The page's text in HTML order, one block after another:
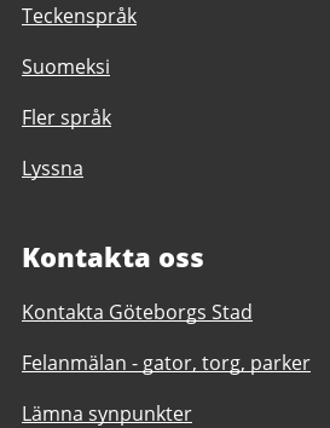
Teckenspråk
Suomeksi
Fler språk
Lyssna
Kontakta oss
Kontakta Göteborgs Stad
Felanmälan - gator, torg, parker
Lämna synpunkter